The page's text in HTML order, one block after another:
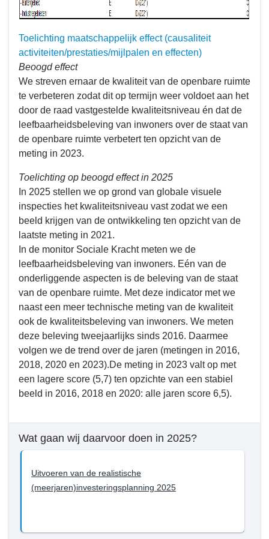
Toelichting maatschappelijk effect (causaliteit
activiteiten/prestaties/mijlpalen en effecten)
Beoogd effect
We streven ernaar de kwaliteit van de openbare ruimte
te verbeteren zodat dit op termijn weer voldoet aan het
door de raad vastgestelde kwaliteitsniveau én dat de
leefbaarheidsbeleving van inwoners over de staat van
de openbare ruimte verbetert ten opzicht van de
meting in 2023.
Toelichting op beoogd effect in 2025
In 2025 stellen we op grond van globale visuele
inspecties het kwaliteitsniveau vast zodat we een
beeld krijgen van de ontwikkeling ten opzicht van de
laatste meting in 2021.
In de monitor Sociale Kracht meten we de
leefbaarheidsbeleving van inwoners. Eén van de
onderliggende aspecten is de beleving van de staat
van de openbare ruimte. Met deze indicator met we
naast een meer technische meting van de kwaliteit
ook de kwaliteitsbeleving van inwoners. We meten
deze beleving tweejaarlijks sinds 2016. Daarmee
volgen we de trend over de jaren (metingen in 2016,
2018, 2020 en 2023).De meting in 2023 valt op met
een lagere score (5,7) ten opzichte van een stabiel
beeld in 2016, 2018 en 2020: alle jaren score 6,5).
Wat gaan wij daarvoor doen in 2025?
Uitvoeren van de realistische
(meerjaren)investeringsplanning 2025